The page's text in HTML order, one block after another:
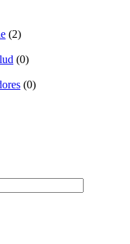
(2)
(0)
(0)